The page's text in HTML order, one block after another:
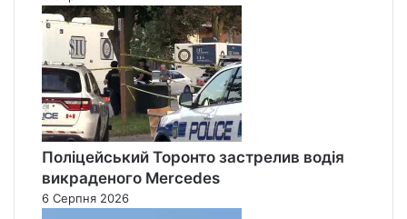
Поліцейський Торонто застрелив водія
викраденого Mercedes
6 Серпня 2026